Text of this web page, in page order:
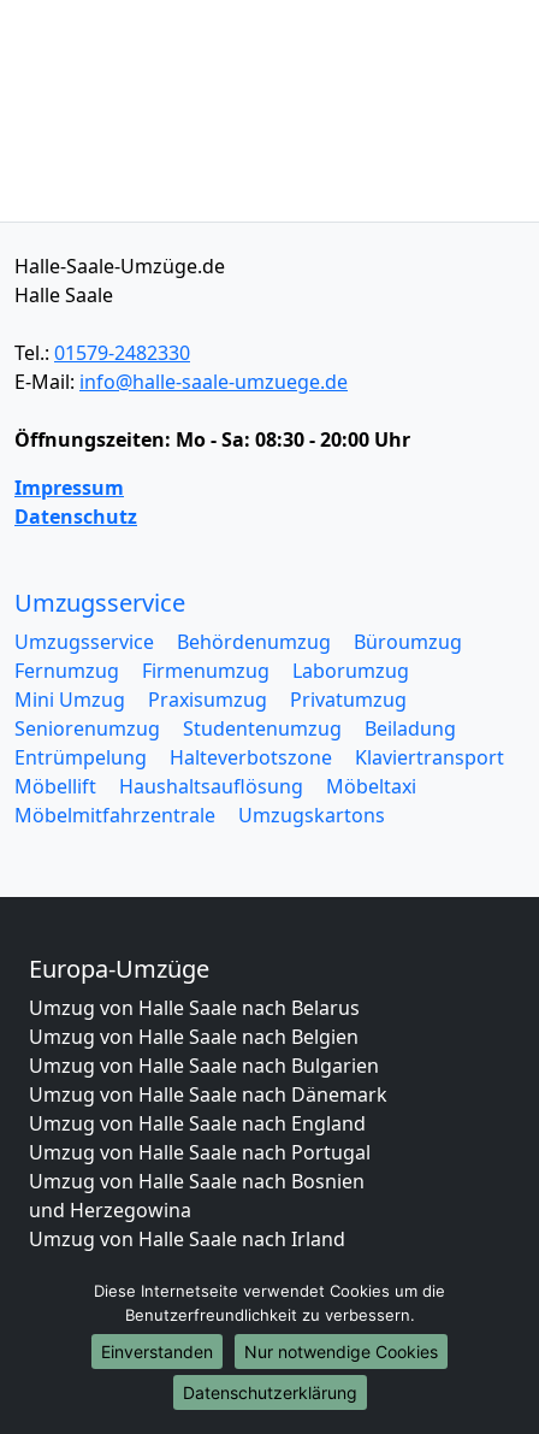
Halle-Saale-Umzüge.de
Halle Saale
Tel.: 01579-2482330
E-Mail: info@halle-saale-umzuege.de
Öffnungszeiten: Mo - Sa: 08:30 - 20:00 Uhr
Impressum
Datenschutz
Umzugsservice
Umzugsservice Behördenumzug
Büroumzug
Fernumzug
Firmenumzug
Laborumzug
Mini Umzug
Praxisumzug
Privatumzug
Seniorenumzug
Studentenumzug
Beiladung
Entrümpelung
Halteverbotszone
Klaviertransport
Möbellift
Haushaltsauflösung
Möbeltaxi
Möbelmitfahrzentrale
Umzugskartons
Europa-Umzüge
Umzug von Halle Saale nach Belarus
Umzug von Halle Saale nach Belgien
Umzug von Halle Saale nach Bulgarien
Umzug von Halle Saale nach Dänemark
Umzug von Halle Saale nach England
Umzug von Halle Saale nach Portugal
Umzug von Halle Saale nach Bosnien
und Herzegowina
Umzug von Halle Saale nach Irland
Umzug von Halle Saale nach Zypern
Umzug von Halle Saale nach Kroatien
Umzug von Halle Saale nach Estland
Umzug von Halle Saale nach Finnland
Umzug von Halle Saale nach Frankreich
Diese Internetseite verwendet Cookies um die
Benutzerfreundlichkeit zu verbessern.
Einverstanden
Nur notwendige Cookies
Datenschutzerklärung